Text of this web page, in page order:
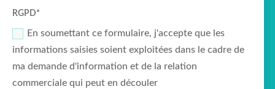
RGPD*
En soumettant ce formulaire, j'accepte que les
informations saisies soient exploitées dans le cadre de
ma demande d'information et de la relation
commerciale qui peut en découler